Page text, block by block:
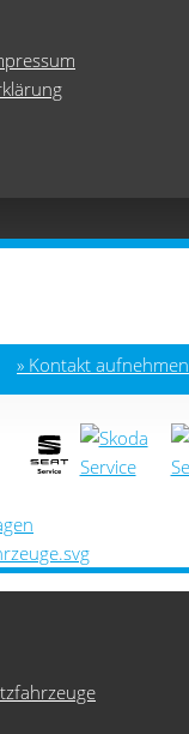
Kontakt aufnehmen